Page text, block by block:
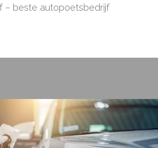
– beste autopoetsbedrijf